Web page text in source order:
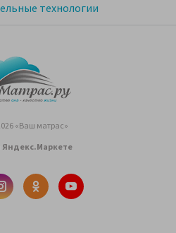
«Ваш матрас»
Яндекс.Маркете
технологии